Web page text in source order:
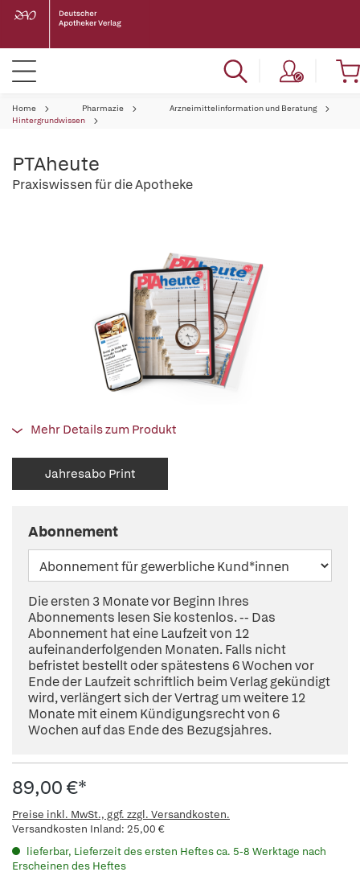
Home Pharmazie
Arzneimittelinformation und Beratung
Hintergrundwissen
PTAheute
Praxiswissen für die Apotheke
Mehr Details zum Produkt
Jahresabo Print
Abonnement
Die ersten 3 Monate vor Beginn Ihres
Abonnements lesen Sie kostenlos. -- Das
Abonnement hat eine Laufzeit von 12
aufeinanderfolgenden Monaten. Falls nicht
befristet bestellt oder spätestens 6 Wochen vor
Ende der Laufzeit schriftlich beim Verlag gekündigt
wird, verlängert sich der Vertrag um weitere 12
Monate mit einem Kündigungsrecht von 6
Wochen auf das Ende des Bezugsjahres.
89,00 €*
Preise inkl. MwSt., ggf. zzgl. Versandkosten.
Versandkosten Inland: 25,00 €
lieferbar, Lieferzeit des ersten Heftes ca. 5-8 Werktage nach
Erscheinen des Heftes